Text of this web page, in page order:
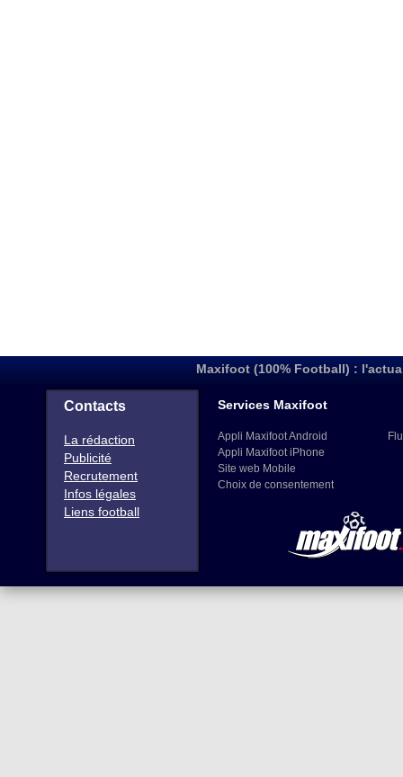
Maxifoot (100% Football) :
Contacts
La rédaction
Publicité
Recrutement
Infos légales
Liens football
Services Maxifoot
Appli Maxifoot Android
Appli Maxifoot iPhone
Site web Mobile
Choix de consentement